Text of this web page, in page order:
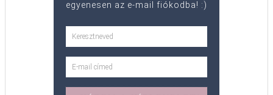
egyenesen az e-mail fiókodba! :)